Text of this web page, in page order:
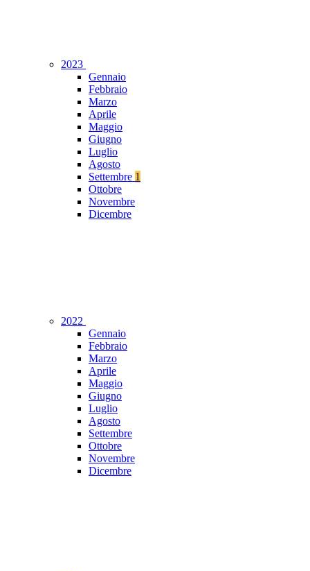
2023
Gennaio
Febbraio
Marzo
Aprile
Maggio
Giugno
Luglio
Agosto
Settembre 1
Ottobre
Novembre
Dicembre
2022
Gennaio
Febbraio
Marzo
Aprile
Maggio
Giugno
Luglio
Agosto
Settembre
Ottobre
Novembre
Dicembre